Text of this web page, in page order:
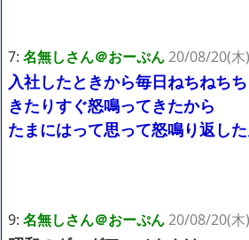
7: 名無しさん＠おーぷん20/08/20(
入社したときから毎日ねちねち
きたりすぐ怒鳴ってきたから
たまにはって思って怒鳴り返し
9: 名無しさん＠おーぷん20/08/20(木